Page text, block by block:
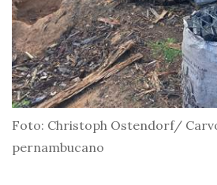
Foto: Christoph Ostendorf/
pernambucano